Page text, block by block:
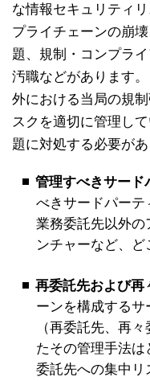
な情報セキュリティ
プライチェーンの崩
題、規制・コンプラ
汚職などがあります
外における当局の規
スクを適切に管理し
題に対処する必要があ
管理すべきサード
べきサードパーテ
業務委託先以外
ンチャーなど、ど
再委託先および再
ーンを構成する
（再委託先、再
たその管理手法
委託先への集中